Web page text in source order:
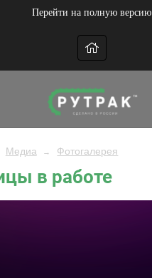
Перейти на полную версию
Медиа → Фотогалерея
в работе